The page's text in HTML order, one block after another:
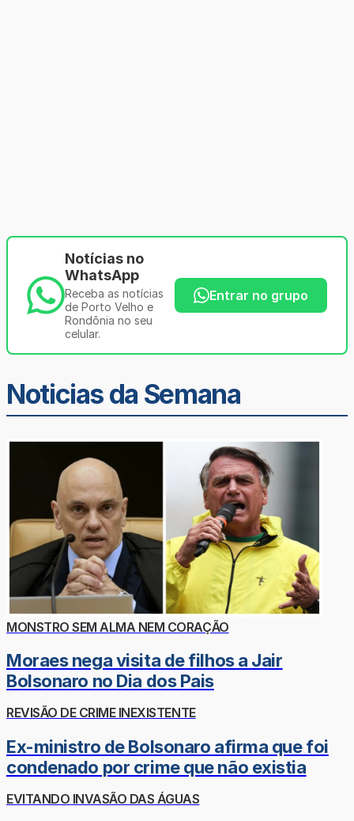
Notícias no
WhatsApp
Receba as notícias
de Porto Velho e
Rondônia no seu
celular.
Entrar no grupo
Noticias da Semana
MONSTRO SEM ALMA NEM CORAÇÃO
Moraes nega visita de filhos a Jair
Bolsonaro no Dia dos Pais
REVISÃO DE CRIME INEXISTENTE
Ex-ministro de Bolsonaro afirma que foi
condenado por crime que não existia
EVITANDO INVASÃO DAS ÁGUAS